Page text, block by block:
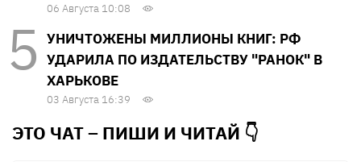
06 Августа 10:08
УНИЧТОЖЕНЫ МИЛЛИОНЫ КНИГ: РФ
УДАРИЛА ПО ИЗДАТЕЛЬСТВУ "РАНОК" В
ХАРЬКОВЕ
03 Августа 16:39
ЭТО ЧАТ – ПИШИ И ЧИТАЙ 👇